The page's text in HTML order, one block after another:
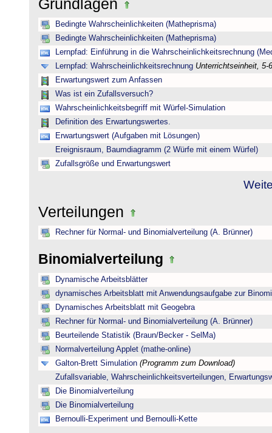
Grundlagen
Bedingte Wahrscheinlichkeiten (Matheprisma)
Bedingte Wahrscheinlichkeiten (Matheprisma)
Lernpfad: Einführung in die Wahrscheinlichkeitsrechnung
Lernpfad: Wahrscheinlichkeitsrechnung Unterrichtseinheit, 5-
Erwartungswert zum Anfassen
Was ist ein Zufallsversuch?
Wahrscheinlichkeitsbegriff mit Würfel-Simulation
Definition des Erwartungswertes.
Erwartungswert (Aufgaben mit Lösungen)
Ereignisraum, Baumdiagramm (2 Würfe mit einem Würfel)
Zufallsgröße und Erwartungswert
Verteilungen
Rechner für Normal- und Binomialverteilung (A. Brünner)
Binomialverteilung
Dynamische Arbeitsblätter
dynamisches Arbeitsblatt mit Anwendungsaufgabe zur
Dynamisches Arbeitsblatt mit Geogebra
Rechner für Normal- und Binomialverteilung (A. Brünner)
Beurteilende Statistik (Braun/Becker - SelMa)
Normalverteilung Applet (mathe-online)
Galton-Brett Simulation (Programm zum Download)
Zufallsvariable, Wahrscheinlichkeitsverteilungen,
Die Binomialverteilung
Die Binomialverteilung
Bernoulli-Experiment und Bernoulli-Kette